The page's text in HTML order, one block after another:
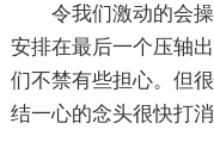
令我们激动的会
安排在最后一个压轴
们不禁有些担心。但
结一心的念头很快打